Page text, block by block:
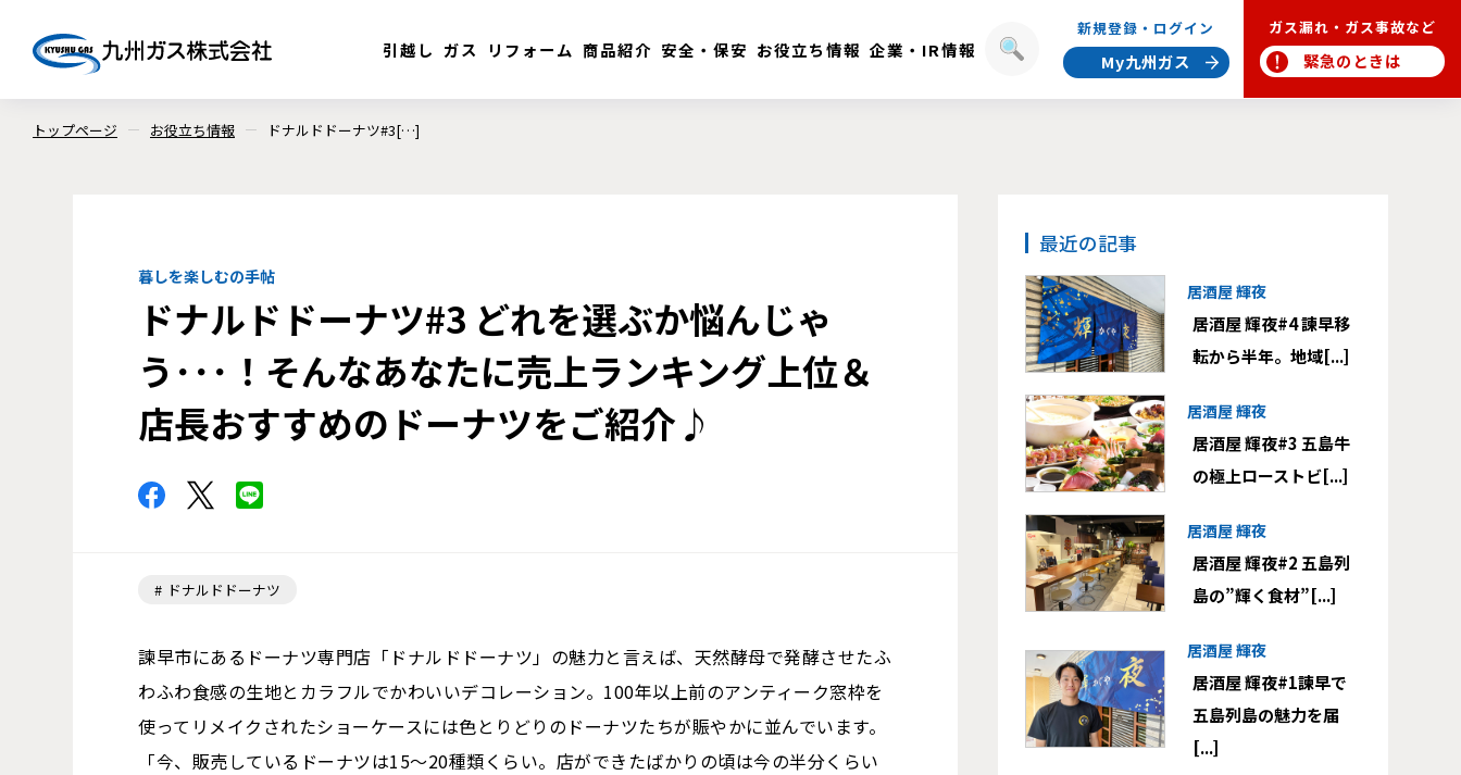
引越し ガス リフォーム 商品紹介 安全・保安 お役立ち情報 企業・IR情報
新規登録・ログイン
My九州ガス
ガス漏れ・ガス事故など
緊急のときは
トップページ お役立ち情報 ドナルドドーナツ#3[…]
暮しを楽しむの手帖
ドナルドドーナツ#3 どれを選ぶか悩んじゃ
う･･･！そんなあなたに売上ランキング上位＆
店長おすすめのドーナツをご紹介♪
ドナルドドーナツ
諫早市にあるドーナツ専門店「ドナルドドーナツ」の魅力と言えば、天然酵母で発酵させたふ
わふわ食感の生地とカラフルでかわいいデコレーション。100年以上前のアンティーク窓枠を
使ってリメイクされたショーケースには色とりどりのドーナツたちが賑やかに並んでいます。
「今、販売しているドーナツは15～20種類くらい。店ができたばかりの頃は今の半分くらい
最近の記事
居酒屋 輝夜
居酒屋 輝夜#4 諫早移
転から半年。地域[...]
居酒屋 輝夜
居酒屋 輝夜#3 五島牛
の極上ローストビ[...]
居酒屋 輝夜
居酒屋 輝夜#2 五島列
島の”輝く食材”[...]
居酒屋 輝夜
居酒屋 輝夜#1諫早で
五島列島の魅力を届
[...]